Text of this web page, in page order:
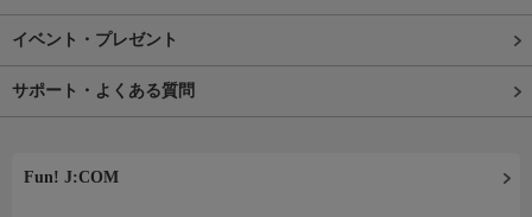
イベント・プレゼント
サポート・よくある質問
Fun! J:COM